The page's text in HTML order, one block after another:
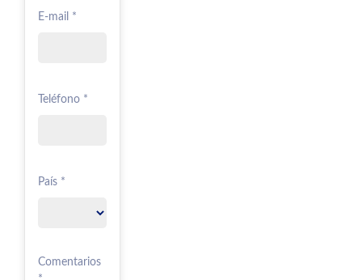
E-mail *
Teléfono *
País *
Comentarios